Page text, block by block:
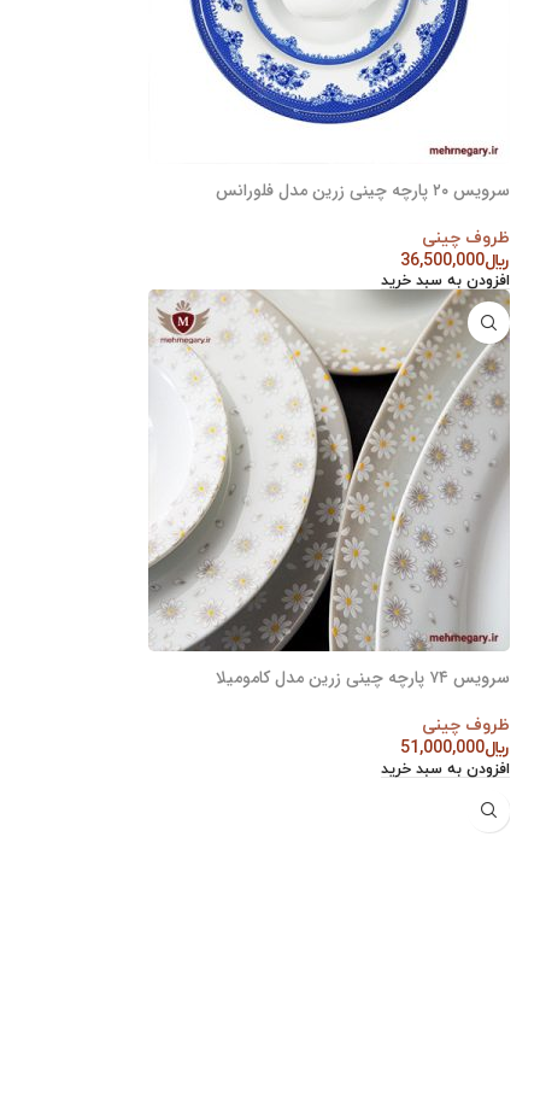
سرویس ۲۰ پارچه چینی زرین مدل فلورانس
ظروف چینی
﷼36,500,000
افزودن به سبد خرید
سرویس ۷۴ پارچه چینی زرین مدل کامومیلا
ظروف چینی
﷼51,000,000
افزودن به سبد خرید